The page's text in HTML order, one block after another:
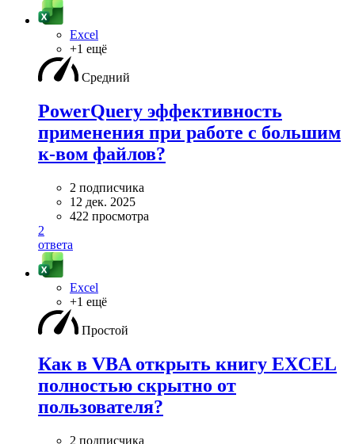
Excel
+1 ещё
Средний
PowerQuery эффективность
применения при работе с большим
к-вом файлов?
2 подписчика
12 дек. 2025
422 просмотра
2
ответа
Excel
+1 ещё
Простой
Как в VBA открыть книгу EXCEL
полностью скрытно от
пользователя?
2 подписчика